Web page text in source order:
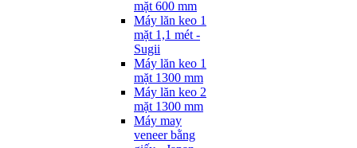
mặt 600 mm
Máy lăn keo 1
mặt 1,1 mét -
Sugii
Máy lăn keo 1
mặt 1300 mm
Máy lăn keo 2
mặt 1300 mm
Máy may
veneer bằng